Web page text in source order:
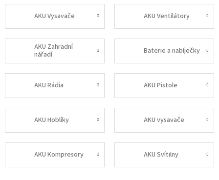
AKU Vysavače AKU Ventilátory
AKU Zahradní
nářadí
Baterie a nabíječky
AKU Rádia AKU Pistole
AKU Hoblíky AKU vysavače
AKU Kompresory AKU Svítilny